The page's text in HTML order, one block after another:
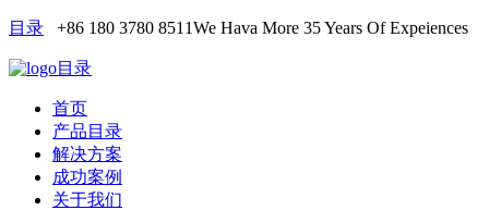
目录 +86 180 3780 8511We Hava More 35 Years Of Expeiences
目录
首页
产品目录
解决方案
成功案例
关于我们